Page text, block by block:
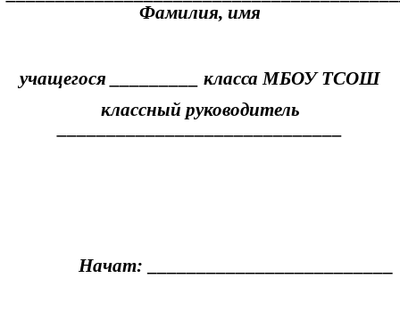
Фамилия, имя
учащегося _________ класса МБОУ ТСОШ
классный руководитель
Начат: